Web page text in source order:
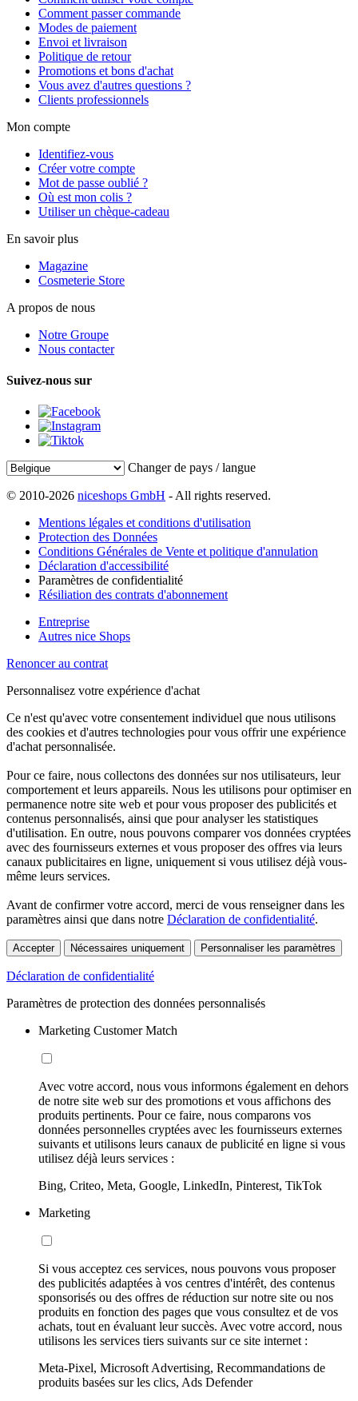
Comment passer commande
Modes de paiement
Envoi et livraison
Politique de retour
Promotions et bons d'achat
Vous avez d'autres questions ?
Clients professionnels
Mon compte
Identifiez-vous
Créer votre compte
Mot de passe oublié ?
Où est mon colis ?
Utiliser un chèque-cadeau
En savoir plus
Magazine
Cosmeterie Store
A propos de nous
Notre Groupe
Nous contacter
Suivez-nous sur
Changer de pays / langue
© 2010-2026 niceshops GmbH - All rights reserved.
Mentions légales et conditions d'utilisation
Protection des Données
Conditions Générales de Vente et politique d'annulation
Déclaration d'accessibilité
Paramètres de confidentialité
Résiliation des contrats d'abonnement
Entreprise
Autres nice Shops
Renoncer au contrat
Personnalisez votre expérience d'achat
Ce n'est qu'avec votre consentement individuel que nous utilisons
des cookies et d'autres technologies pour vous offrir une expérience
d'achat personnalisée.
Pour ce faire, nous collectons des données sur nos utilisateurs, leur
comportement et leurs appareils. Nous les utilisons pour optimiser en
permanence notre site web et pour vous proposer des publicités et
contenus personnalisés, ainsi que pour analyser les statistiques
d'utilisation. En outre, nous pouvons comparer vos données cryptées
avec des fournisseurs externes et vous proposer des offres via leurs
canaux publicitaires en ligne, uniquement si vous utilisez déjà vous-
même leurs services.
Avant de confirmer votre accord, merci de vous renseigner dans les
paramètres ainsi que dans notre Déclaration de confidentialité.
Accepter Nécessaires uniquement Personnaliser les paramètres
Déclaration de confidentialité
Paramètres de protection des données personnalisés
Marketing Customer Match
Avec votre accord, nous vous informons également en dehors
de notre site web sur des promotions et vous affichons des
produits pertinents. Pour ce faire, nous comparons vos
données personnelles cryptées avec les fournisseurs externes
suivants et utilisons leurs canaux de publicité en ligne si vous
utilisez déjà leurs services :
Bing, Criteo, Meta, Google, LinkedIn, Pinterest, TikTok
Marketing
Si vous acceptez ces services, nous pouvons vous proposer
des publicités adaptées à vos centres d'intérêt, des contenus
sponsorisés ou des offres de réduction sur notre site ou nos
produits en fonction des pages que vous consultez et de vos
achats, tout en évaluant leur succès. Avec votre accord, nous
utilisons les services tiers suivants sur ce site internet :
Meta-Pixel, Microsoft Advertising, Recommandations de
produits basées sur les clics, Ads Defender